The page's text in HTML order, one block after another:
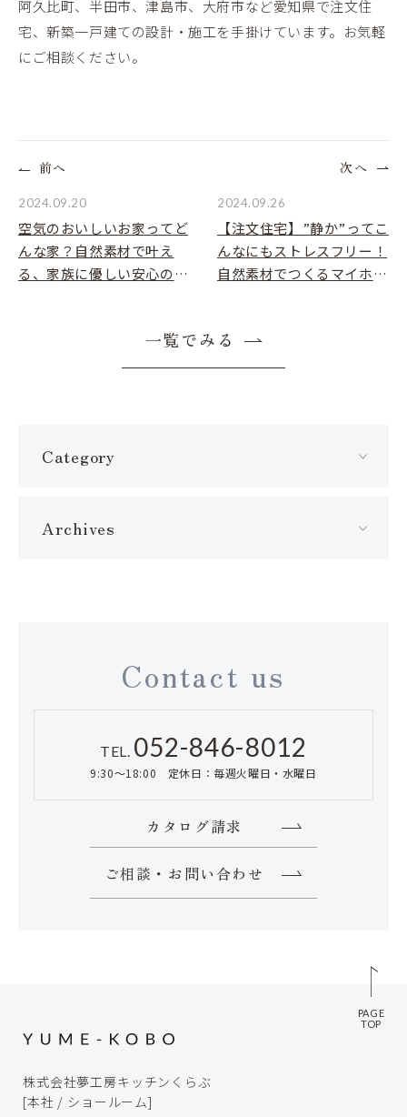
阿久比町、半田市、津島市、大府市など愛知県で注文住
宅、新築一戸建ての設計・施工を手掛けています。お気軽
にご相談ください。
Category
Archives
前へ
2024.09.20
空気のおいしいお家ってど
んな家？自然素材で叶え
る、家族に優しい安心の住
次へ
2024.09.26
【注文住宅】”静か”ってこ
んなにもストレスフリー！
自然素材でつくるマイホー
一覧でみる
Contact us
TEL. 052-846-8012
9:30～18:00 定休日：毎週火曜日・水曜日
カタログ請求
ご相談・お問い合わせ
株式会社夢工房キッチンくらぶ
[本社 / ショールーム]
PAGE
TOP